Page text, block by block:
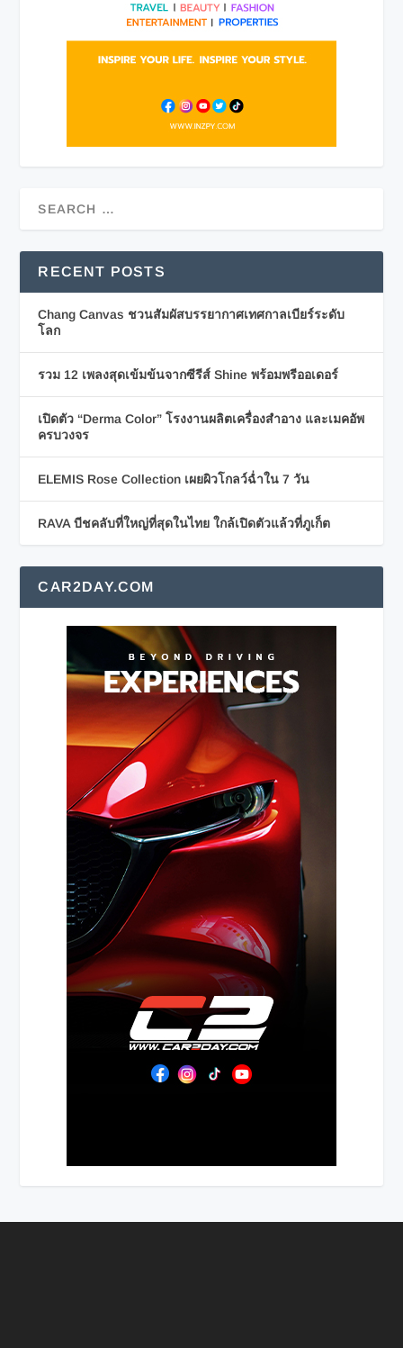
RECENT POSTS
Chang Canvas ชวนสัมผัสบรรยากาศเทศกาลเบียร์ระดับ
โลก
รวม 12 เพลงสุดเข้มข้นจากซีรีส์ Shine พร้อมพรีออเดอร์
เปิดตัว “Derma Color” โรงงานผลิตเครื่องสำอาง และเมคอัพ
ครบวงจร
ELEMIS Rose Collection เผยผิวโกลว์ฉ่ำใน 7 วัน
RAVA บีชคลับที่ใหญ่ที่สุดในไทย ใกล้เปิดตัวแล้วที่ภูเก็ต
CAR2DAY.COM